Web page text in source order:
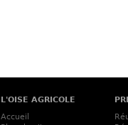
L'OISE AGRICOLE
Accueil